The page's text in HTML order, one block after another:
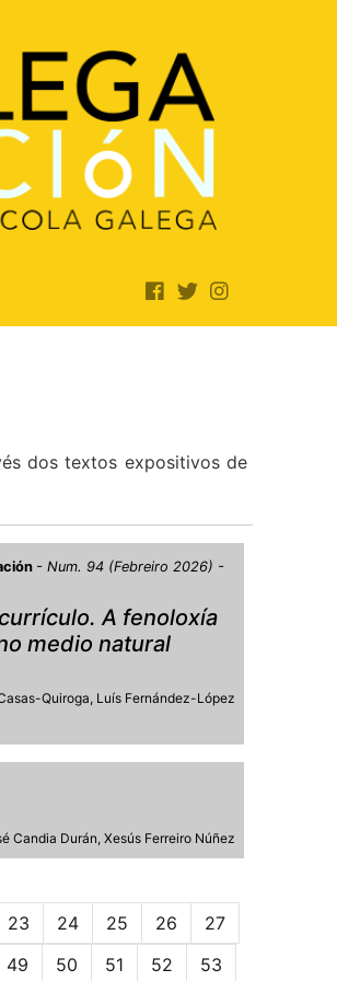
dos textos expositivos de
Num. 94 (Febreiro 2026)
A fenoloxía
medio natural
Quiroga Luís Fernández-López
Candia Durán Xesús Ferreiro Núñez
23 24 25 26
27
49 50 51 52
53